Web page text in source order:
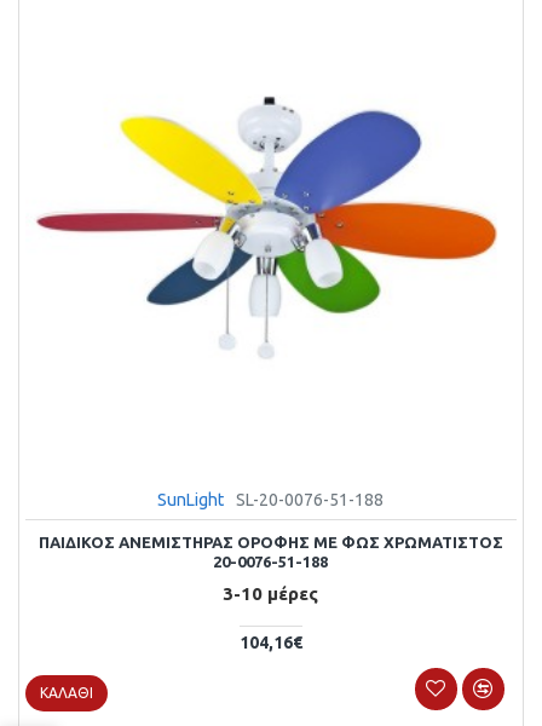
SunLight SL-20-0076-51-188
ΠΑΙΔΙΚΌΣ ΑΝΕΜΙΣΤΉΡΑΣ ΟΡΟΦΉΣ ΜΕ ΦΩΣ ΧΡΩΜΑΤΙΣΤΌΣ
20-0076-51-188
3-10 μέρες
104,16€
ΚΑΛΆΘΙ